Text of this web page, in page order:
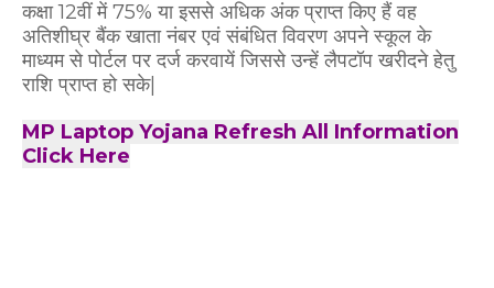
कक्षा 12वीं में 75% या इससे अधिक अंक प्राप्त किए हैं वह
अतिशीघ्र बैंक खाता नंबर एवं संबंधित विवरण अपने स्कूल के
माध्यम से पोर्टल पर दर्ज करवायें जिससे उन्हें लैपटॉप खरीदने हेतु
राशि प्राप्त हो सके|
MP Laptop Yojana Refresh All Information
Click Here